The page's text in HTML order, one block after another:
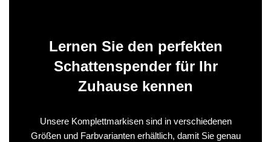
Lernen Sie den perfekten
Schattenspender für Ihr
Zuhause kennen
Unsere Komplettmarkisen sind in verschiedenen
Größen und Farbvarianten erhältlich, damit Sie genau